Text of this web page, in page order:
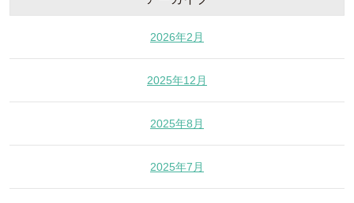
2026年2月
2025年12月
2025年8月
2025年7月